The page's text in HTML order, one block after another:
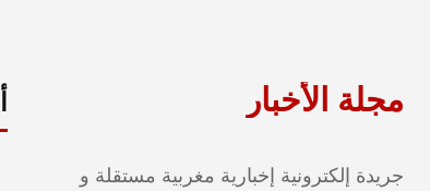
مجلة الأخبار
جريدة إلكترونية إخبارية مغربية مستقلة و